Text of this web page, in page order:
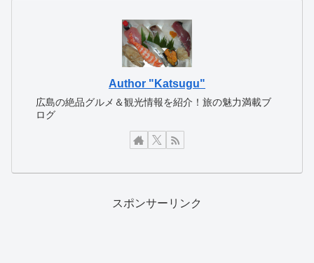
Author "Katsugu"
広島の絶品グルメ＆観光情報を紹介！旅の魅力満載ブ
ログ
スポンサーリンク